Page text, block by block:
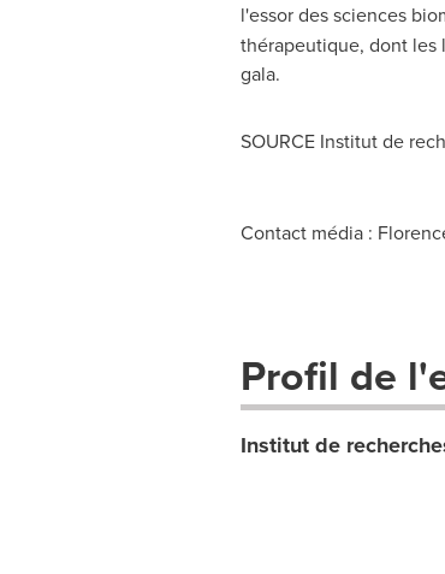
l'essor des sciences
thérapeutique, dont les
gala.
SOURCE Institut de
Contact média :
Profil de
Institut de